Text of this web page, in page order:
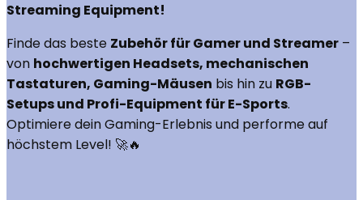
Streaming Equipment!
Finde das beste Zubehör für Gamer und Streamer –
von hochwertigen Headsets, mechanischen
Tastaturen, Gaming-Mäusen bis hin zu RGB-
Setups und Profi-Equipment für E-Sports.
Optimiere dein Gaming-Erlebnis und performe auf
höchstem Level! 🚀🔥